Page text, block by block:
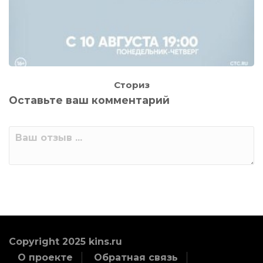
Сториз
Оставьте ваш комментарий
Copyright 2025 kins.ru
О проекте
Обратная связь